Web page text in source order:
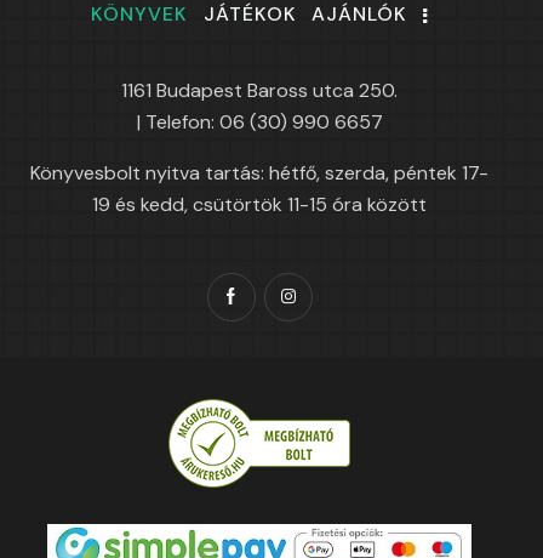
KÖNYVEK JÁTÉKOK AJÁNLÓK
1161 Budapest Baross utca 250.
| Telefon: 06 (30) 990 6657
Könyvesbolt nyitva tartás: hétfő, szerda, péntek 17-
19 és kedd, csütörtök 11-15 óra között